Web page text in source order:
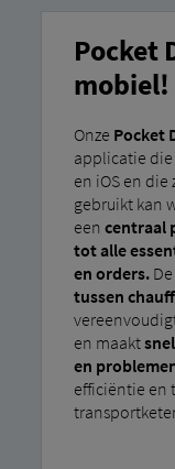
Pocket
mobiel!
Onze Pocket
applicatie
en iOS en
gebruikt kan
een centraal
tot alle
en orders.De
tussen
en maakt
en
efficiëntie en